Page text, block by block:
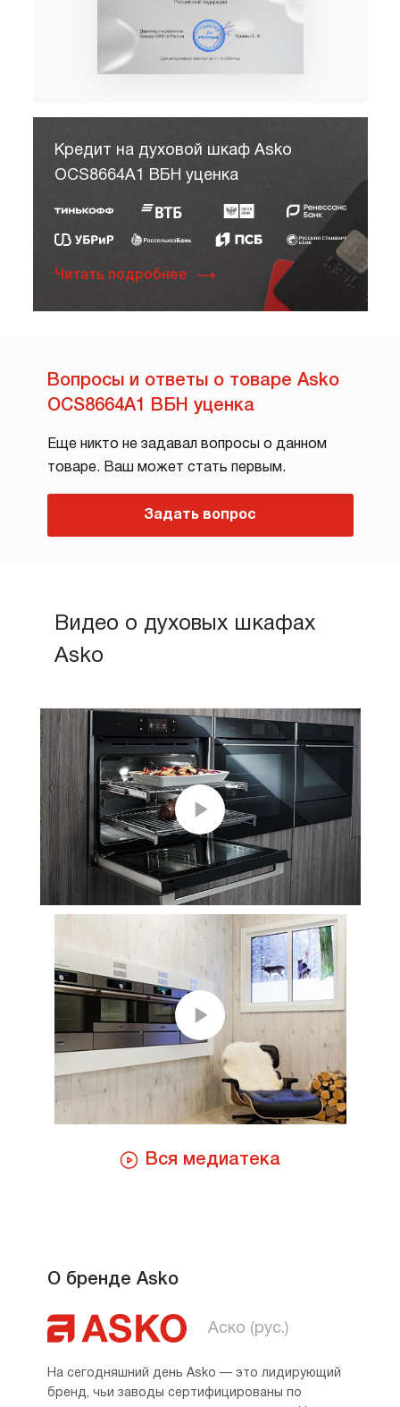
Кредит на духовой шкаф Asko
OCS8664A1 ВБН уценка
Читать подробнее
Вопросы и ответы о товаре Asko
OCS8664A1 ВБН уценка
Еще никто не задавал вопросы о данном
товаре. Ваш может стать первым.
Задать вопрос
Видео о духовых шкафах
Asko
Вся медиатека
О бренде Asko
Аско (рус.)
На сегодняшний день Asko — это лидирующий
бренд, чьи заводы сертифицированы по